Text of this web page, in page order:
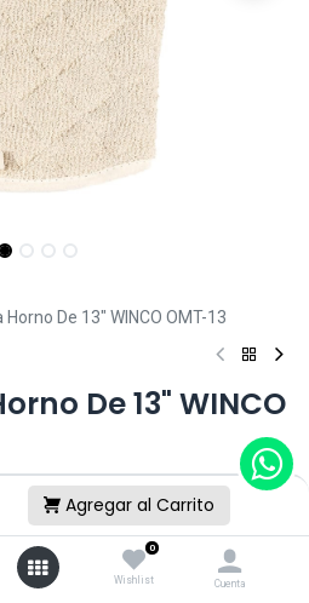
Agregar al Carrito
0
Wishlist Cuenta
De 13" WINCO OMT-13
De 13" WINCO